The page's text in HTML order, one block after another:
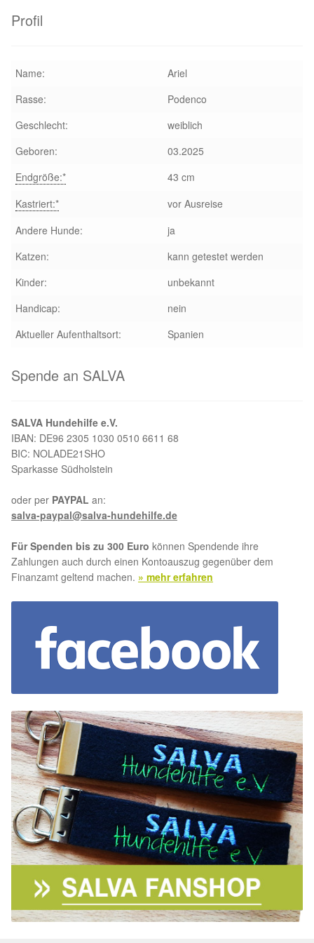
Regenbogenbrücke
SALVA News
Kreativprojekte
Unsere Partnertierheime
Partnertierheim La Linea in Spanien
Aktion „Hilfe La Linea“
Updates „Hilfe La Linea“
Partnertierheim in Polen
Profil
Name:
Ariel
Rasse:
Podenco
Geschlecht:
weiblich
Geboren:
03.2025
Endgröße:*
43 cm
Kastriert:*
vor Ausreise
Andere Hunde:
ja
Katzen:
kann getestet werden
Kinder:
unbekannt
Handicap:
nein
Aktueller Aufenthaltsort:
Spanien
Spende an SALVA
SALVA Hundehilfe e.V.
IBAN: DE96 2305 1030 0510 6611 68
BIC: NOLADE21SHO
Sparkasse Südholstein
oder per PAYPAL an:
salva-paypal@salva-hundehilfe.de
Für Spenden bis zu 300 Euro können Spendende ihre
Zahlungen auch durch einen Kontoauszug gegenüber dem
Finanzamt geltend machen. » mehr erfahren